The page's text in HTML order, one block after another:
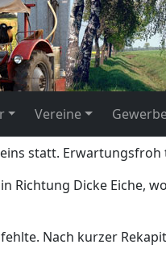
Vereine
statt.
Dicke Eiche,
Nach kurzer